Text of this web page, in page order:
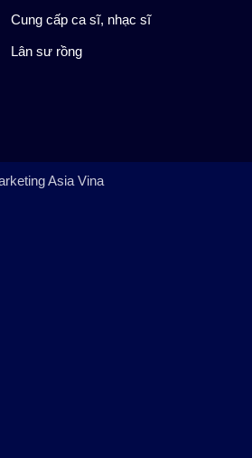
Cung cấp ca sĩ, nhạc sĩ
Lân sư rồng
Asia Vina